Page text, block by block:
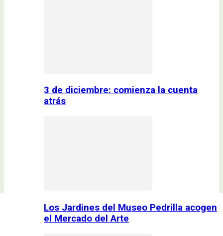
3 de diciembre: comienza la cuenta
atrás
Los Jardines del Museo Pedrilla acogen
el Mercado del Arte